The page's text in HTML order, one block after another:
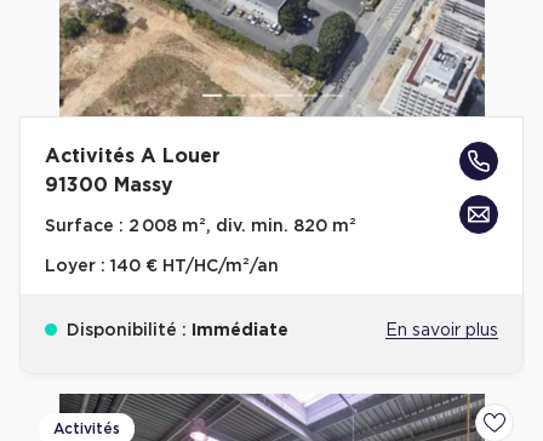
Activités A Louer
91300 Massy
Surface : 2 008 m², div. min. 820 m²
Loyer : 140 € HT/HC/m²/an
Disponibilité : Immédiate En savoir plus
Activités